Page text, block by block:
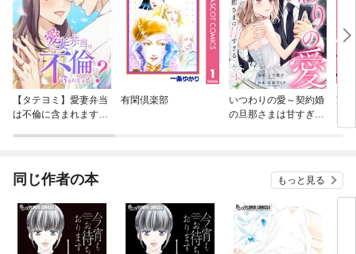
【タテヨミ】愛妻弁当
は不倫に含まれます
有閑倶楽部
いつわりの愛～契約婚
の旦那さまは甘すぎる
完
て
同じ作者の本 もっと見る